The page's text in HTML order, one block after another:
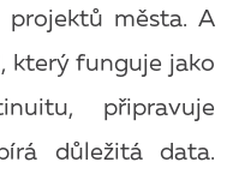
města. A
který funguje jako
připravuje
důležitá data.